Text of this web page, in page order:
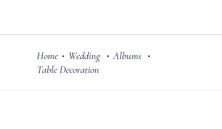
Home • Wedding •Albums •
Table Decoration